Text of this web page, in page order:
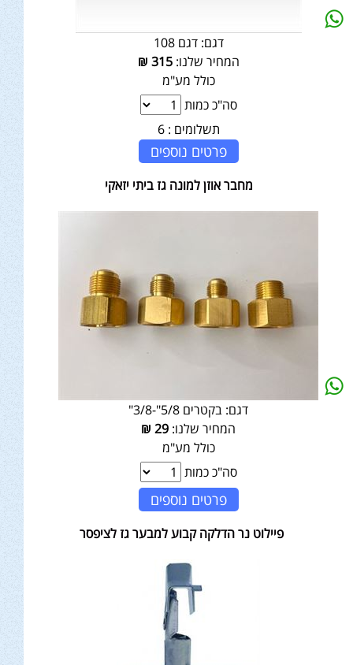
דגם: דגם 108
המחיר שלנו:315
₪
כולל מע"מ
סה"כ כמות
תשלומים : 6
פרטים נוספים
מחבר אוזן למונה גז ביתי יזאקי
דגם: בקטרים 5/8"-3/8"
המחיר שלנו: 29
₪
כולל מע"מ
סה"כ כמות
פרטים נוספים
פיילוט נר הדלקה קבוע למבער גז לציפסר